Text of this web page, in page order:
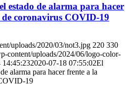
estado de alarma para hacer
coronavirus COVID-19
uploads/2020/03/not3.jpg 220 330
content/uploads/2024/06/logo-color-
14:45:232020-07-18 07:55:02El
alarma para hacer frente a la
19